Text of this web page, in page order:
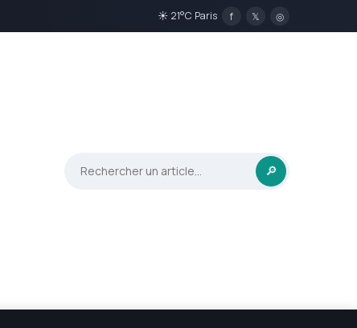
☀ 21°C Paris f 𝕏 ◎
🔎